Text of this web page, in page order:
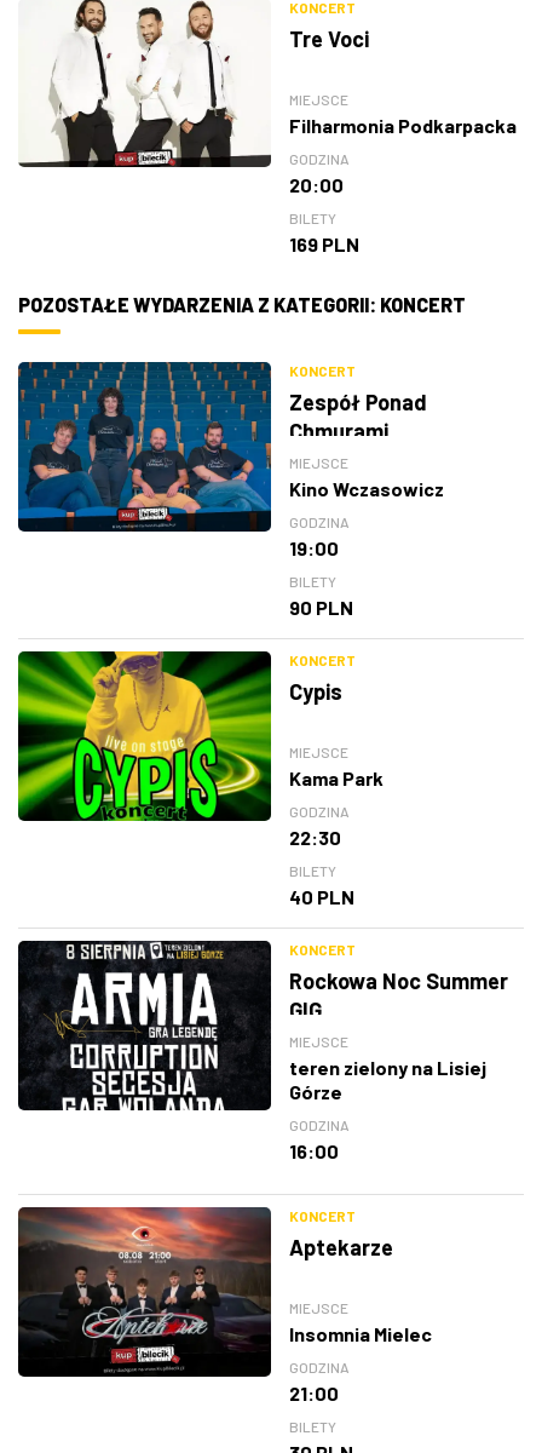
KONCERT
Tre Voci
MIEJSCE
Filharmonia Podkarpacka
GODZINA
20:00
BILETY
169 PLN
POZOSTAŁE WYDARZENIA Z KATEGORII: KONCERT
KONCERT
Zespół Ponad
Chmurami
MIEJSCE
Kino Wczasowicz
GODZINA
19:00
BILETY
90 PLN
KONCERT
Cypis
MIEJSCE
Kama Park
GODZINA
22:30
BILETY
40 PLN
KONCERT
Rockowa Noc Summer
GIG
MIEJSCE
teren zielony na Lisiej
Górze
GODZINA
16:00
KONCERT
Aptekarze
MIEJSCE
Insomnia Mielec
GODZINA
21:00
BILETY